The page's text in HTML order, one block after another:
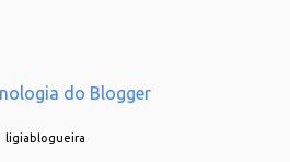
@oblogdacidade
do Blogger
ligiablogueira